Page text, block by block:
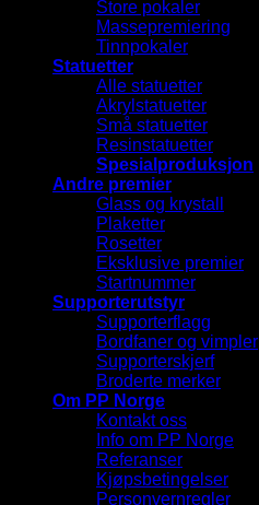
Store pokaler
Massepremiering
Tinnpokaler
Statuetter
Alle statuetter
Akrylstatuetter
Små statuetter
Resinstatuetter
Spesialproduksjon
Andre premier
Glass og krystall
Plaketter
Rosetter
Eksklusive premier
Startnummer
Supporterutstyr
Supporterflagg
Bordfaner og vimpler
Supporterskjerf
Broderte merker
Om PP Norge
Kontakt oss
Info om PP Norge
Referanser
Kjøpsbetingelser
Personvernregler